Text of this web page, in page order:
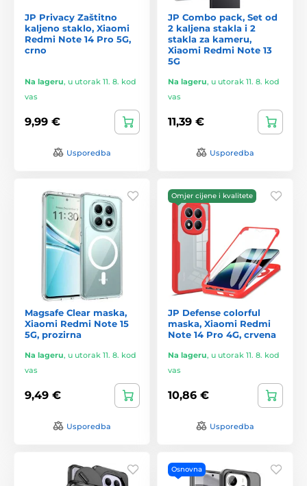
JP Privacy Zaštitno
kaljeno staklo, Xiaomi
Redmi Note 14 Pro 5G,
crno
Na lageru, u utorak 11. 8. kod
vas
9,99 €
Usporedba
JP Combo pack, Set od
2 kaljena stakla i 2
stakla za kameru,
Xiaomi Redmi Note 13
5G
Na lageru, u utorak 11. 8. kod
vas
11,39 €
Usporedba
Magsafe Clear maska,
Xiaomi Redmi Note 15
5G, prozirna
Na lageru, u utorak 11. 8. kod
vas
9,49 €
Usporedba
Omjer cijene i kvalitete
JP Defense colorful
maska, Xiaomi Redmi
Note 14 Pro 4G, crvena
Na lageru, u utorak 11. 8. kod
vas
10,86 €
Usporedba
Osnovna